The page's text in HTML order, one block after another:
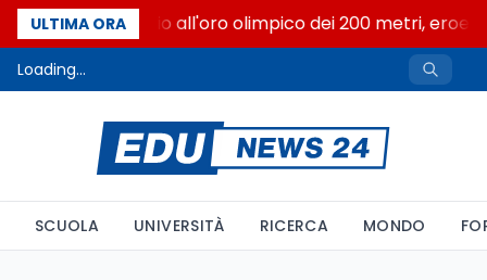
ULTIMA ORA
Livio Berruti, addio all'oro olimpico dei 200 metri, eroe
Loading...
SCUOLA UNIVERSITÀ RICERCA MONDO